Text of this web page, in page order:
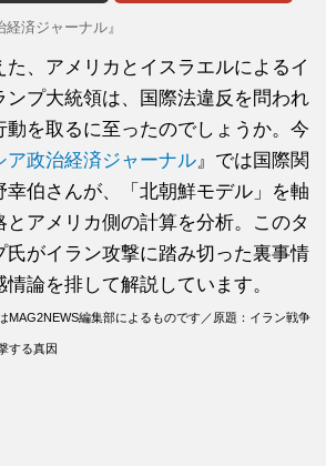
済ジャーナル』
、アメリカとイスラエルによるイ
ンプ大統領は、国際法違反を問われ
動を取るに至ったのでしょうか。今
ア政治経済ジャーナル 』では国際関
幸伯さんが、「北朝鮮モデル」を軸
とアメリカ側の計算を分析。このタ
氏がイラン攻撃に踏み切った裏事情
論を排して解説しています。
編集部によるものです／原題：イラン戦争
する真因